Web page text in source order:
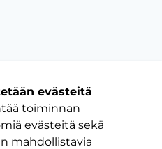
evästeitä
toiminnan
evästeitä sekä
mahdollistavia
sivu
Twitter-sivu
Instagram-